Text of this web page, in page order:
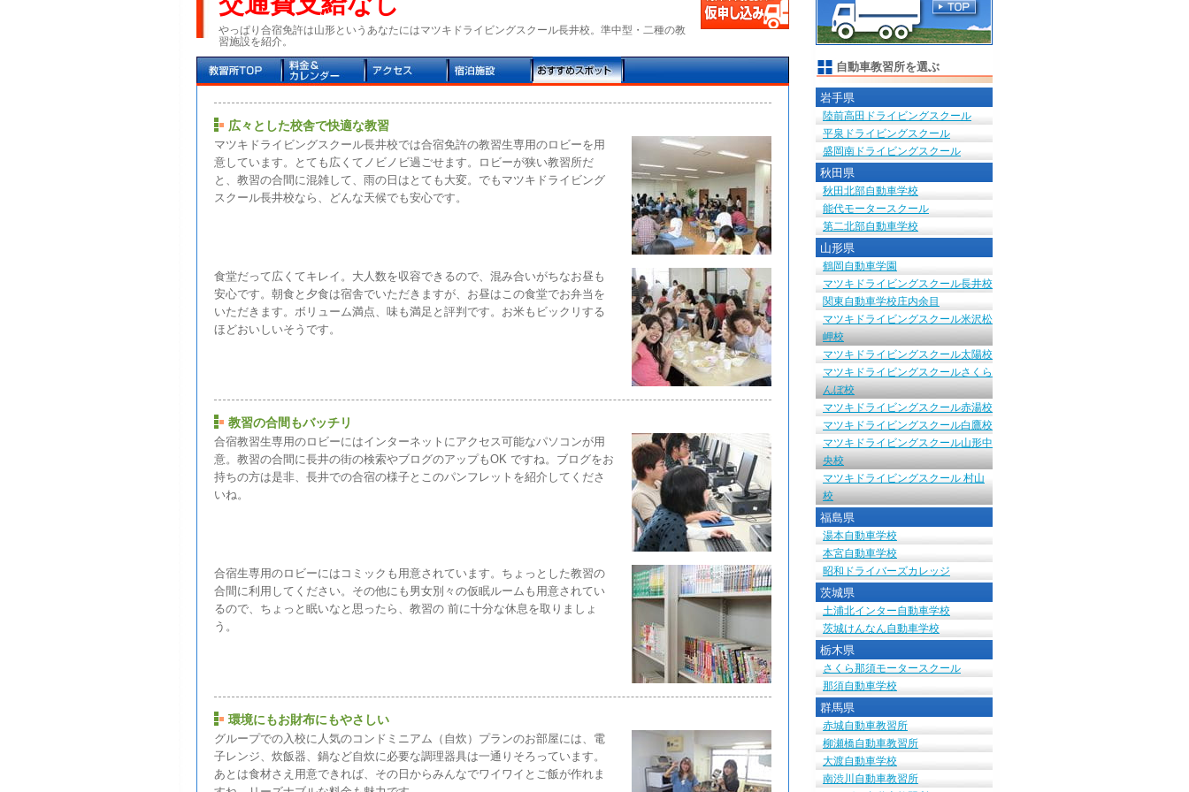
やっぱり合宿免許は山形というあなたにはマツキドライビングスクール長井校。準中型・二種の教
習施設を紹介。
広々とした校舎で快適な教習
マツキドライビングスクール長井校では合宿免許の教習生専用のロビーを用
意しています。とても広くてノビノビ過ごせます。ロビーが狭い教習所だ
と、教習の合間に混雑して、雨の日はとても大変。でもマツキドライビング
スクール長井校なら、どんな天候でも安心です。
食堂だって広くてキレイ。大人数を収容できるので、混み合いがちなお昼も
安心です。朝食と夕食は宿舎でいただきますが、お昼はこの食堂でお弁当を
いただきます。ボリューム満点、味も満足と評判です。お米もビックリする
ほどおいしいそうです。
教習の合間もバッチリ
合宿教習生専用のロビーにはインターネットにアクセス可能なパソコンが用
意。教習の合間に長井の街の検索やブログのアップもOK ですね。ブログをお
持ちの方は是非、長井での合宿の様子とこのパンフレットを紹介してくださ
いね。
合宿生専用のロビーにはコミックも用意されています。ちょっとした教習の
合間に利用してください。その他にも男女別々の仮眠ルームも用意されてい
るので、ちょっと眠いなと思ったら、教習の 前に十分な休息を取りましょ
う。
環境にもお財布にもやさしい
グループでの入校に人気のコンドミニアム（自炊）プランのお部屋には、電
子レンジ、炊飯器、鍋など自炊に必要な調理器具は一通りそろっています。
あとは食材さえ用意できれば、その日からみんなでワイワイとご飯が作れま
自動車教習所を選ぶ
岩手県
陸前高田ドライビングスクール
平泉ドライビングスクール
盛岡南ドライビングスクール
秋田県
秋田北部自動車学校
能代モータースクール
第二北部自動車学校
山形県
鶴岡自動車学園
マツキドライビングスクール長井校
関東自動車学校庄内余目
マツキドライビングスクール米沢松
岬校
マツキドライビングスクール太陽校
マツキドライビングスクールさくら
んぼ校
マツキドライビングスクール赤湯校
マツキドライビングスクール白鷹校
マツキドライビングスクール山形中
央校
マツキドライビングスクール 村山
校
福島県
湯本自動車学校
本宮自動車学校
昭和ドライバーズカレッジ
茨城県
土浦北インター自動車学校
茨城けんなん自動車学校
栃木県
さくら那須モータースクール
那須自動車学校
群馬県
赤城自動車教習所
柳瀬橋自動車教習所
大渡自動車学校
南渋川自動車教習所